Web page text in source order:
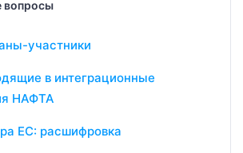
вопросы
участники
в интеграционные
НАФТА
ЕС: расшифровка